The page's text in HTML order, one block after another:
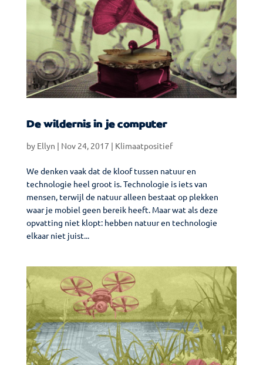
De wildernis in je computer
by Ellyn | Nov 24, 2017 | Klimaatpositief
We denken vaak dat de kloof tussen natuur en
technologie heel groot is. Technologie is iets van
mensen, terwijl de natuur alleen bestaat op plekken
waar je mobiel geen bereik heeft. Maar wat als deze
opvatting niet klopt: hebben natuur en technologie
elkaar niet juist...